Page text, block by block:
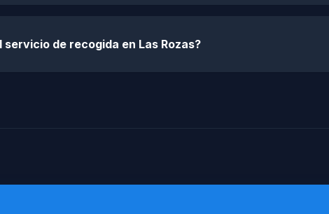
servicio de recogida en Las Rozas?